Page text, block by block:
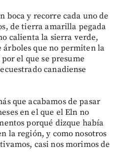
boca y recorre cada uno de
de tierra amarilla pegada
calienta la sierra verde,
que no permiten la
el que se presume
canadiense
que acabamos de pasar
en el que el Eln no
porqué dizque había
la región, y como nosotros
casi nos morimos de